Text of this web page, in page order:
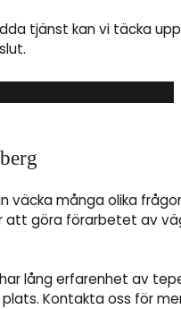
tjänst kan vi täcka
väcka många olika
att göra förarbetet av
lång erfarenhet av
Kontakta oss för